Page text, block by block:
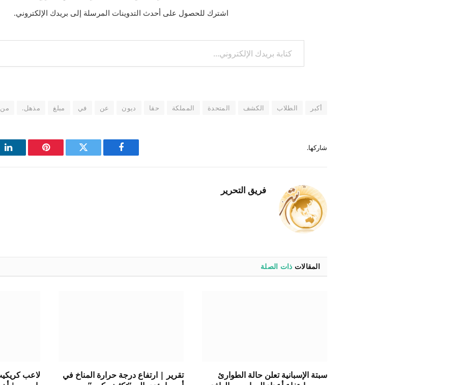
اشترك للحصول على أحدث التدوينات المرسلة إلى بريدك الإلكتروني.
كتابة بريدك الإلكتروني...
أكبر الطلاب الكشف المتحدة المملكة حقا ديون عن في مبلغ مذهل. من
شاركها.
فيسبوك
تويتر بينتيريست
فريق التحرير
المقالات ذات الصلة
سبتة الإسبانية تعلن حالة الطوارئ
تقرير | ارتفاع درجة حرارة المناخ في
لاعب